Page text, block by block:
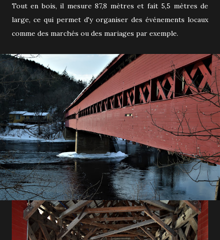
Tout en bois, il mesure 87,8 mètres et fait 5,5 mètres de
large, ce qui permet d'y organiser des événements locaux
comme des marchés ou des mariages par exemple.